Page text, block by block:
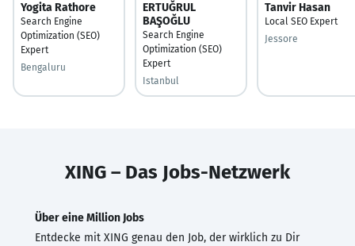
Yogita Rathore
Search Engine
Optimization (SEO)
Expert
Bengaluru
ERTUĞRUL
BAŞOĞLU
Search Engine
Optimization (SEO)
Expert
Istanbul
Tanvir Hasan
Local SEO Expert
Jessore
XING – Das Jobs-Netzwerk
Über eine Million Jobs
Entdecke mit XING genau den Job, der wirklich zu Dir